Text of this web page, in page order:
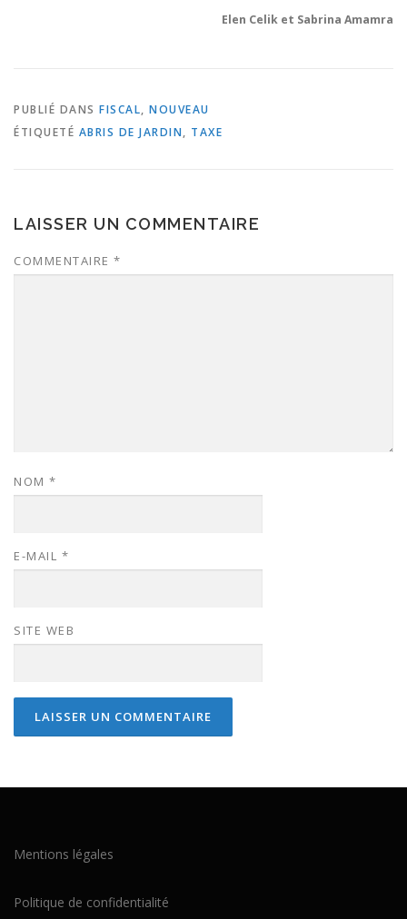
Elen Celik et Sabrina Amamra
PUBLIÉ DANS FISCAL, NOUVEAU
ÉTIQUETÉ ABRIS DE JARDIN, TAXE
LAISSER UN COMMENTAIRE
COMMENTAIRE *
NOM *
E-MAIL *
SITE WEB
Mentions légales
Politique de confidentialité